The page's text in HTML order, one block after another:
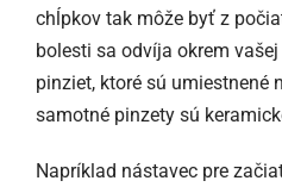
chĺpkov tak môže byť z
bolesti sa odvíja okrem
pinziet, ktoré sú umiestnené
samotné pinzety sú
Napríklad nástavec pre